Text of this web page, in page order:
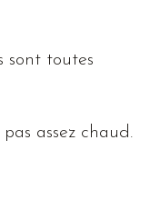
toutes
assez chaud.